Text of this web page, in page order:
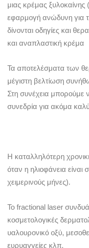
μιας κρέμας
εφαρμογή ανώδυνη για
δίνονται οδηγίες και
και αναπλαστική κρέμα
Τα αποτελέσματα των
μέγιστη βελτίωση
Στη συνέχεια μπορούμε
συνεδρία για ακόμα
Η καταλληλότερη
όταν η ηλιοφάνεια είναι
χειμερινούς μήνες).
Το fractional laser
κοσμετολογικές
υαλουρονικό οξύ,
ευρυαγγείες κλπ.